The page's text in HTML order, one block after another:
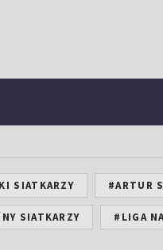
SIATKARZY #ARTUR
SIATKARZY #LIGA